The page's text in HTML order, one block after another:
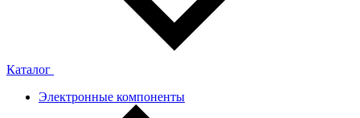
Каталог
Электронные компоненты